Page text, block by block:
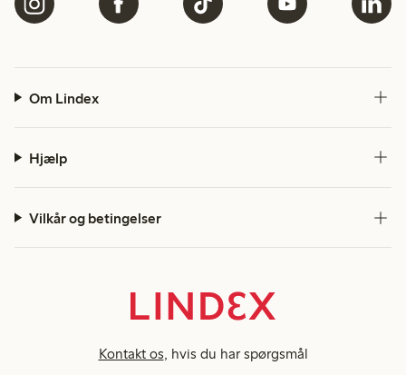
Om Lindex
Hjælp
Vilkår og betingelser
Kontakt os, hvis du har spørgsmål